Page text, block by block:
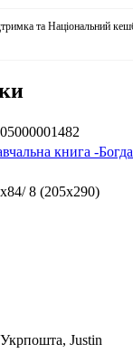
та Національний
книга -
8 (205х290)
Justin